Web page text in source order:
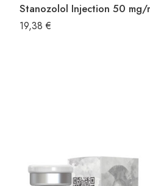
Stanozolol Injection 50 mg/
19,38 €